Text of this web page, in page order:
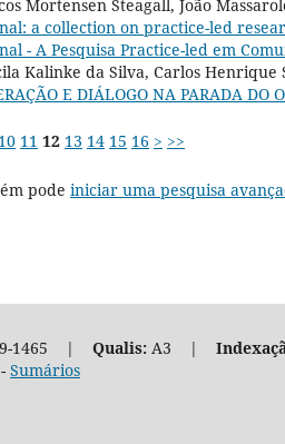
Mortensen Steagall, João
a collection on practice-led
- A Pesquisa Practice-led em
Kalinke da Silva, Carlos Henrique
E DIÁLOGO NA PARADA DO
10 11 12 13 14 15 16 > >>
pode iniciar uma pesquisa
1465 | Qualis: A3 |
- Sumários